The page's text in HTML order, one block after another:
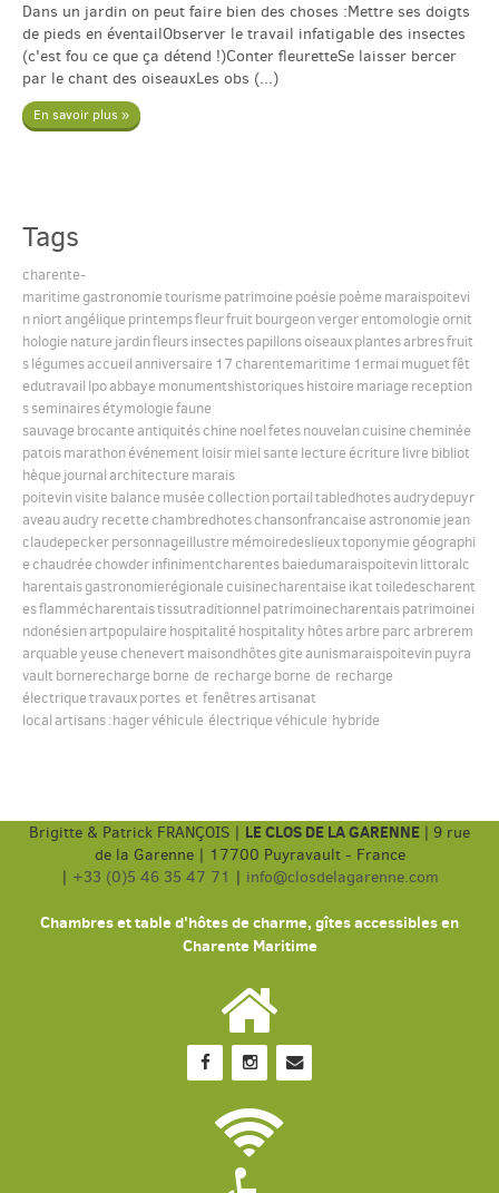
Accès & Tourisme
Plus
Español
Dans un jardin on peut faire bien des choses :Mettre ses doigts
de pieds en éventailObserver le travail infatigable des insectes
(c'est fou ce que ça détend !)Conter fleuretteSe laisser bercer
par le chant des oiseauxLes obs (...)
En savoir plus »
Tags
charente-
maritime gastronomietourisme patrimoine poésie poème maraispoitevi
nniort angélique printempsfleurfruit bourgeonvergerentomologie ornit
hologie nature jardinfleursinsectespapillonsoiseauxplantesarbresfruit
slégumesaccueil anniversaire 17 charentemaritime 1ermai muguetfêt
edutravail lpoabbaye monumentshistoriqueshistoire mariage reception
sseminairesétymologiefaune
sauvage brocante antiquitéschine noelfetesnouvelancuisine cheminée
patoismarathonévénement loisirmiel sante lecture écriture livre bibliot
hèque journal architecture marais
poitevinvisite balance musée collectionportailtabledhotesaudrydepuyr
aveauaudry recette chambredhoteschansonfrancaise astronomie jean
claudepeckerpersonnageillustre mémoiredeslieuxtoponymie géographi
e chaudrée chowderinfinimentcharentesbaiedumaraispoitevinlittoralc
harentaisgastronomierégionale cuisinecharentaise ikattoiledescharent
esflammécharentaistissutraditionnel patrimoinecharentaispatrimoinei
ndonésienartpopulaire hospitalité hospitality hôtesarbre parc arbrerem
arquableyeuse chenevert maisondhôtesgite aunismaraispoitevinpuyra
vault bornerecharge borne de recharge borne de recharge
électriquetravauxportes et fenêtresartisanat
local artisans:hagervéhicule électriquevéhicule hybride
Brigitte & Patrick FRANÇOIS | LE CLOS DE LA GARENNE | 9 rue
de la Garenne | 17700 Puyravault - France
| +33 (0)5 46 35 47 71 | info@closdelagarenne.com
Chambres et table d'hôtes de charme, gîtes accessibles en
Charente Maritime